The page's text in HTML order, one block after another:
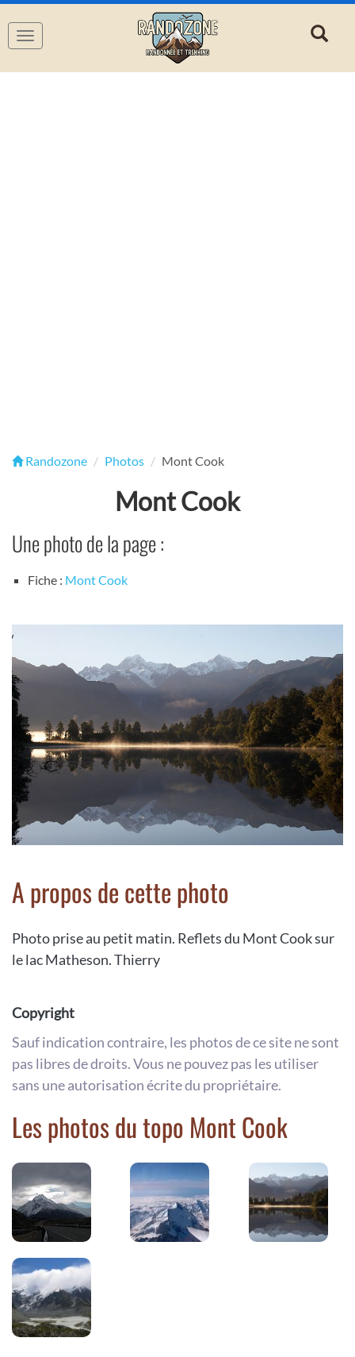
Navigation
Randozone Photos Mont Cook
Mont Cook
Une photo de la page :
Fiche : Mont Cook
A propos de cette photo
Photo prise au petit matin. Reflets du Mont Cook sur
le lac Matheson. Thierry
Copyright
Sauf indication contraire, les photos de ce site ne sont
pas libres de droits. Vous ne pouvez pas les utiliser
sans une autorisation écrite du propriétaire.
Les photos du topo Mont Cook